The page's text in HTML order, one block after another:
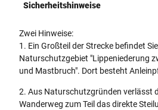
Sicherheitshinweise
Zwei Hinweise:
1. Ein Großteil der Strecke befindet
Naturschutzgebiet "Lippeniederung
und Mastbruch". Dort besteht
2. Aus Naturschutzgründen verlässt
Wanderweg zum Teil das direkte